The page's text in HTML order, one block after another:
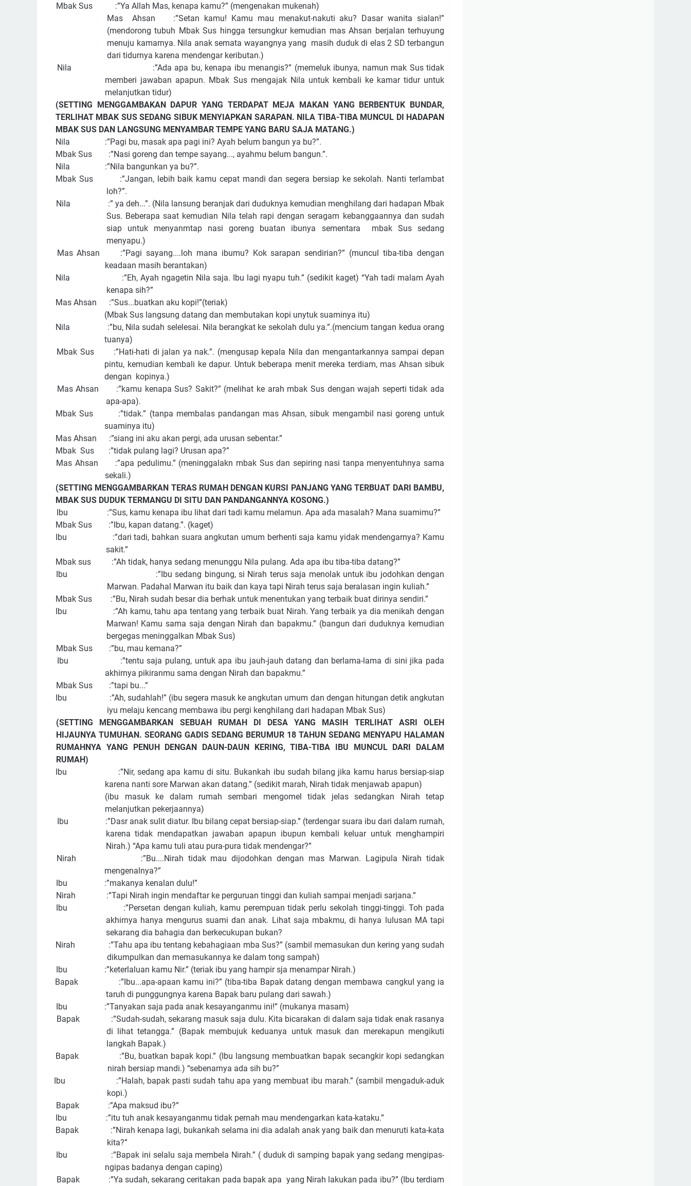
Mbak Sus :”Ya Allah Mas, kenapa kamu?” (mengenakan mukenah)
Mas Ahsan :”Setan kamu! Kamu mau menakut-nakuti aku? Dasar wanita sialan!”
(mendorong tubuh Mbak Sus hingga tersungkur kemudian mas Ahsan berjalan terhuyung
menuju kamarnya. Nila anak semata wayangnya yang masih duduk di elas 2 SD terbangun
dari tidurnya karena mendengar keributan.)
Nila :”Ada apa bu, kenapa ibu menangis?” (memeluk ibunya, namun mak Sus tidak
memberi jawaban apapun. Mbak Sus mengajak Nila untuk kembali ke kamar tidur untuk
melanjutkan tidur)
(SETTING MENGGAMBAKAN DAPUR YANG TERDAPAT MEJA MAKAN YANG BERBENTUK BUNDAR,
TERLIHAT MBAK SUS SEDANG SIBUK MENYIAPKAN SARAPAN. NILA TIBA-TIBA MUNCUL DI HADAPAN
MBAK SUS DAN LANGSUNG MENYAMBAR TEMPE YANG BARU SAJA MATANG.)
Nila :”Pagi bu, masak apa pagi ini? Ayah belum bangun ya bu?”.
Mbak Sus :”Nasi goreng dan tempe sayang..., ayahmu belum bangun.”.
Nila :”Nila bangunkan ya bu?”.
Mbak Sus :”Jangan, lebih baik kamu cepat mandi dan segera bersiap ke sekolah. Nanti terlambat
loh?”.
Nila :” ya deh...”. (Nila lansung beranjak dari duduknya kemudian menghilang dari hadapan Mbak
Sus. Beberapa saat kemudian Nila telah rapi dengan seragam kebanggaannya dan sudah
siap untuk menyanmtap nasi goreng buatan ibunya sementara mbak Sus sedang
menyapu.)
Mas Ahsan :”Pagi sayang....loh mana ibumu? Kok sarapan sendirian?” (muncul tiba-tiba dengan
keadaan masih berantakan)
Nila :”Eh, Ayah ngagetin Nila saja. Ibu lagi nyapu tuh.” (sedikit kaget) “Yah tadi malam Ayah
kenapa sih?”
Mas Ahsan :”Sus...buatkan aku kopi!”(teriak)
(Mbak Sus langsung datang dan membutakan kopi unytuk suaminya itu)
Nila :”bu, Nila sudah selelesai. Nila berangkat ke sekolah dulu ya.”.(mencium tangan kedua orang
tuanya)
Mbak Sus :”Hati-hati di jalan ya nak.”. (mengusap kepala Nila dan mengantarkannya sampai depan
pintu, kemudian kembali ke dapur. Untuk beberapa menit mereka terdiam, mas Ahsan sibuk
dengan kopinya.)
Mas Ahsan :”kamu kenapa Sus? Sakit?” (melihat ke arah mbak Sus dengan wajah seperti tidak ada
apa-apa).
Mbak Sus :”tidak.” (tanpa membalas pandangan mas Ahsan, sibuk mengambil nasi goreng untuk
suaminya itu)
Mas Ahsan :”siang ini aku akan pergi, ada urusan sebentar.”
Mbak Sus :”tidak pulang lagi? Urusan apa?”
Mas Ahsan :”apa pedulimu.” (meninggalakn mbak Sus dan sepiring nasi tanpa menyentuhnya sama
sekali.)
(SETTING MENGGAMBARKAN TERAS RUMAH DENGAN KURSI PANJANG YANG TERBUAT DARI BAMBU,
MBAK SUS DUDUK TERMANGU DI SITU DAN PANDANGANNYA KOSONG.)
Ibu :”Sus, kamu kenapa ibu lihat dari tadi kamu melamun. Apa ada masalah? Mana suamimu?”
Mbak Sus :”Ibu, kapan datang.”. (kaget)
Ibu :”dari tadi, bahkan suara angkutan umum berhenti saja kamu yidak mendengarnya? Kamu
sakit.”
Mbak sus :”Ah tidak, hanya sedang menunggu Nila pulang. Ada apa ibu tiba-tiba datang?”
Ibu :”Ibu sedang bingung, si Nirah terus saja menolak untuk ibu jodohkan dengan
Marwan. Padahal Marwan itu baik dan kaya tapi Nirah terus saja beralasan ingin kuliah.”
Mbak Sus :”Bu, Nirah sudah besar dia berhak untuk menentukan yang terbaik buat dirinya sendiri.”
Ibu :”Ah kamu, tahu apa tentang yang terbaik buat Nirah. Yang terbaik ya dia menikah dengan
Marwan! Kamu sama saja dengan Nirah dan bapakmu.” (bangun dari duduknya kemudian
bergegas meninggalkan Mbak Sus)
Mbak Sus :”bu, mau kemana?”
Ibu :”tentu saja pulang, untuk apa ibu jauh-jauh datang dan berlama-lama di sini jika pada
akhirnya pikiranmu sama dengan Nirah dan bapakmu.”
Mbak Sus :”tapi bu...”
Ibu :”Ah, sudahlah!” (ibu segera masuk ke angkutan umum dan dengan hitungan detik angkutan
iyu melaju kencang membawa ibu pergi kenghilang dari hadapan Mbak Sus)
(SETTING MENGGAMBARKAN SEBUAH RUMAH DI DESA YANG MASIH TERLIHAT ASRI OLEH
HIJAUNYA TUMUHAN. SEORANG GADIS SEDANG BERUMUR 18 TAHUN SEDANG MENYAPU HALAMAN
RUMAHNYA YANG PENUH DENGAN DAUN-DAUN KERING, TIBA-TIBA IBU MUNCUL DARI DALAM
RUMAH)
Ibu :”Nir, sedang apa kamu di situ. Bukankah ibu sudah bilang jika kamu harus bersiap-siap
karena nanti sore Marwan akan datang.” (sedikit marah, Nirah tidak menjawab apapun)
(ibu masuk ke dalam rumah sembari mengomel tidak jelas sedangkan Nirah tetap
melanjutkan pekerjaannya)
Ibu :”Dasr anak sulit diatur. Ibu bilang cepat bersiap-siap.” (terdengar suara ibu dari dalam rumah,
karena tidak mendapatkan jawaban apapun ibupun kembali keluar untuk menghampiri
Nirah.) “Apa kamu tuli atau pura-pura tidak mendengar?”
Nirah :”Bu....Nirah tidak mau dijodohkan dengan mas Marwan. Lagipula Nirah tidak
mengenalnya?”
Ibu :”makanya kenalan dulu!”
Nirah :”Tapi Nirah ingin mendaftar ke perguruan tinggi dan kuliah sampai menjadi sarjana.”
Ibu :”Persetan dengan kuliah, kamu perempuan tidak perlu sekolah tinggi-tinggi. Toh pada
akhirnya hanya mengurus suami dan anak. Lihat saja mbakmu, di hanya lulusan MA tapi
sekarang dia bahagia dan berkecukupan bukan?
Nirah :”Tahu apa ibu tentang kebahagiaan mba Sus?” (sambil memasukan dun kering yang sudah
dikumpulkan dan memasukannya ke dalam tong sampah)
Ibu :”keterlaluan kamu Nir.” (teriak ibu yang hampir sja menampar Nirah.)
Bapak :”Ibu...apa-apaan kamu ini?” (tiba-tiba Bapak datang dengan membawa cangkul yang ia
taruh di punggungnya karena Bapak baru pulang dari sawah.)
Ibu :”Tanyakan saja pada anak kesayanganmu ini!” (mukanya masam)
Bapak :”Sudah-sudah, sekarang masuk saja dulu. Kita bicarakan di dalam saja tidak enak rasanya
di lihat tetangga.” (Bapak membujuk keduanya untuk masuk dan merekapun mengikuti
langkah Bapak.)
Bapak :”Bu, buatkan bapak kopi.” (Ibu langsung membuatkan bapak secangkir kopi sedangkan
nirah bersiap mandi.) “sebenarnya ada sih bu?”
Ibu :”Halah, bapak pasti sudah tahu apa yang membuat ibu marah.” (sambil mengaduk-aduk
kopi.)
Bapak :”Apa maksud ibu?”
Ibu :”itu tuh anak kesayanganmu tidak pernah mau mendengarkan kata-kataku.”
Bapak :”Nirah kenapa lagi, bukankah selama ini dia adalah anak yang baik dan menuruti kata-kata
kita?”
Ibu :”Bapak ini selalu saja membela Nirah.” ( duduk di samping bapak yang sedang mengipas-
ngipas badanya dengan caping)
Bapak :”Ya sudah, sekarang ceritakan pada bapak apa yang Nirah lakukan pada ibu?” (Ibu terdiam